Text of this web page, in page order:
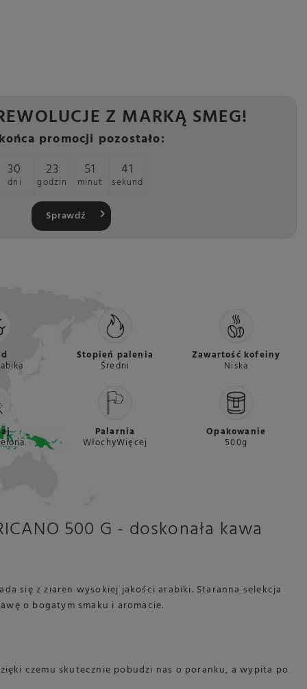
Z MARKĄ SMEG!
promocji pozostało:
30
dni
23
godzin
51
minut
40
sekund
Sprawdź
Stopień palenia
Średni
Zawartość kofeiny
Niska
Palarnia
WłochyWięcej
Opakowanie
500g
500 G - doskonała kawa
się z ziaren wysokiej jakości arabiki. Staranna selekcja
o bogatym smaku i aromacie.
czemu skutecznie pobudzi nas o poranku, a wypita po